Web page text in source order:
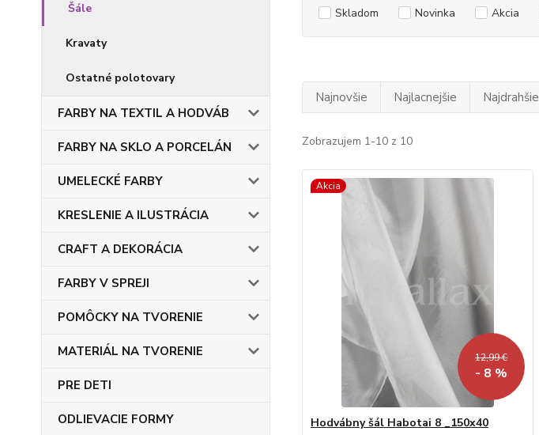
Šále
Kravaty
Ostatné polotovary
FARBY NA TEXTIL A HODVÁB
FARBY NA SKLO A PORCELÁN
UMELECKÉ FARBY
KRESLENIE A ILUSTRÁCIA
CRAFT A DEKORÁCIA
FARBY V SPREJI
POMÔCKY NA TVORENIE
MATERIÁL NA TVORENIE
PRE DETI
ODLIEVACIE FORMY
Skladom Novinka Akcia
Najnovšie Najlacnejšie Najdrahšie
Zobrazujem 1-10 z 10
Akcia
12,99 €
- 8 %
Hodvábny šál Habotai 8 _150x40